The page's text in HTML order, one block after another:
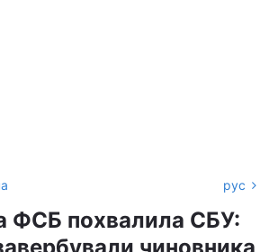
рус
ФСБ похвалила СБУ: